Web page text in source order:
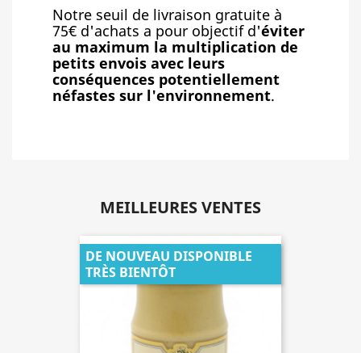
Notre seuil de livraison gratuite à
75€ d'achats a pour objectif d'éviter
au maximum la multiplication de
petits envois avec leurs
conséquences potentiellement
néfastes sur l'environnement.
MEILLEURES VENTES
DE NOUVEAU DISPONIBLE
TRÈS BIENTÔT